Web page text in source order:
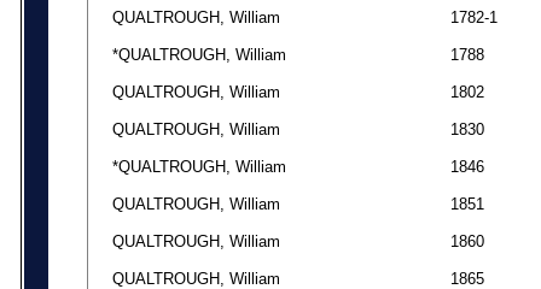
QUALTROUGH, William 1782-1
*QUALTROUGH, William 1788
QUALTROUGH, William 1802
QUALTROUGH, William 1830
*QUALTROUGH, William 1846
QUALTROUGH, William 1851
QUALTROUGH, William 1860
QUALTROUGH, William 1865